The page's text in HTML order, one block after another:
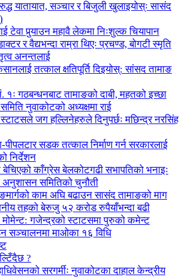
यातायात, सञ्चार र बिजुली खुलाइयोस्ः सासंद
टेवा पुर्‍याउन महावै लेकमा निःशुल्क चियापान
र वैद्यभन्दा राम्रा थिएः प्रचण्ड, बोगटी स्मृति
अनन्तलाई
तत्काल क्षतिपूर्ति दिइयोस्: सांसद तामाङ
१ः गठबन्धनबाट तामाङको दाबी, महतको इच्छा
नुवाकोटको अध्यक्षमा राई
जग हल्लिनेहरुले दिनुपर्छः मछिन्द्र नरसिंह
पीपलटार सडक तत्काल निर्माण गर्न सरकारलाई
निर्देशन
बेचिएको काँग्रेस बेलकोटगढी सभापतिको भनाइः
अनुशासन समितिको चुनौती
काम अघि बढाउन सासंद तामाङको माग
तहको बेरुजु ५२ करोड रुपैयाँभन्दा बढी
मोमेन्ट: गजेन्द्रको स्टाटसमा पुरुको कमेन्ट
सञ्चालनमा माओका १६ विधि
?
सरगर्मीः नुवाकोटका दाहाल केन्द्रीय